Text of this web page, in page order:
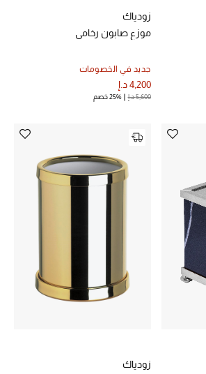
زودياك
موزع صابون رخامي
جديد في الخصومات
4,200 د.إ
5,600 د.إ 25% خصم
زودياك